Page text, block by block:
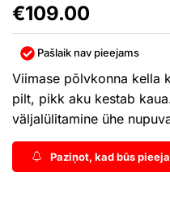
€109.00
Pašlaik nav pieejams
Viimase põlvkonna kella
pilt, pikk aku kestab
väljalülitamine ühe
Paziņot, kad būs